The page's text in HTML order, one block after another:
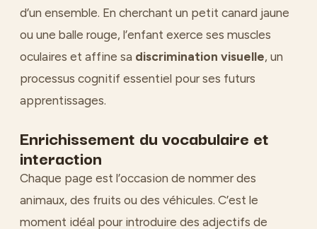
d’un ensemble. En cherchant un petit canard jaune
ou une balle rouge, l’enfant exerce ses muscles
oculaires et affine sa discrimination visuelle, un
processus cognitif essentiel pour ses futurs
apprentissages.
Enrichissement du vocabulaire et
interaction
Chaque page est l’occasion de nommer des
animaux, des fruits ou des véhicules. C’est le
moment idéal pour introduire des adjectifs de